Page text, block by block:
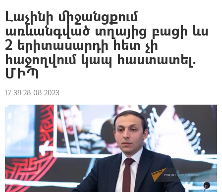
Լաչինի միջանցքում
առևանգված տղայից բացի ևս
2 երիտասարդի հետ չի
հաջողվում կապ հաստատել.
ՄԻՊ
17:39 28.08.2023